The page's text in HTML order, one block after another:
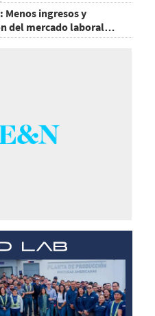
por la IA
Menos ingresos y
del mercado laboral
del consumo